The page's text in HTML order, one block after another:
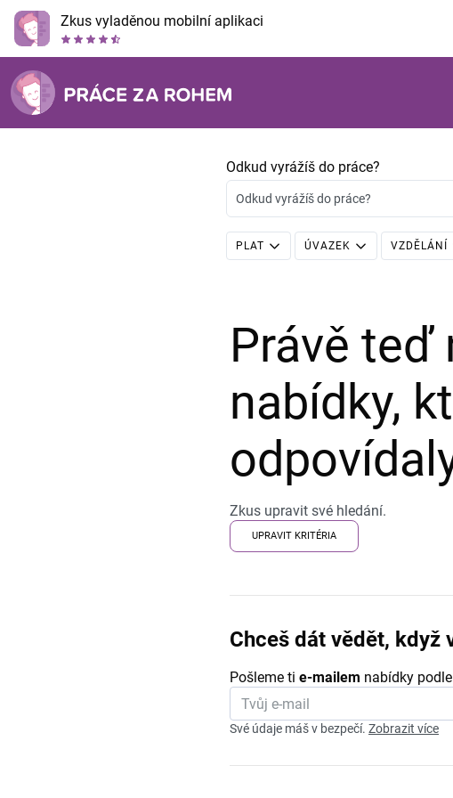
Zkus vyladěnou mobilní aplikaci
Odkud vyrážíš do práce?
Odkud vyrážíš do práce?
PLAT ÚVAZEK VZDĚLÁNÍ
Právě teď
nabídky,
Zkus upravit své hledání.
UPRAVIT KRITÉRIA
Chceš dát vědět, když
Pošleme ti e-mailem nabídky
Své údaje máš v bezpečí. Zobrazit více